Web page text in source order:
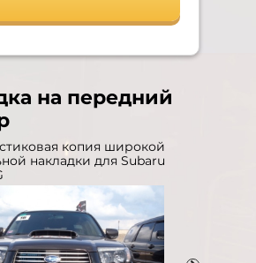
на передний
копия широкой
накладки для Subaru